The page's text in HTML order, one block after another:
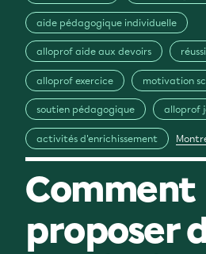
aide pédagogique individuelle
alloprof aide aux devoirs
alloprof exercice motivation
soutien pédagogique alloprof
activités d'enrichissement
Comment
proposer